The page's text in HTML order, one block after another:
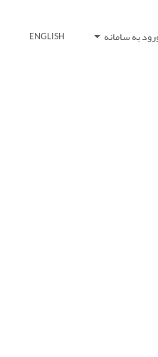
به سامانه ENGLISH